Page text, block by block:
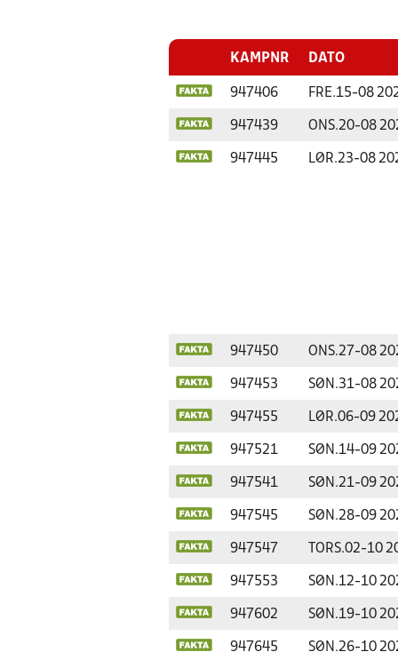
KAMPNR DATO
947406 FRE.15-08
947439 ONS.20-08
947445 LØR.23-08
947450 ONS.27-08
947453 SØN.31-08
947455 LØR.06-09
947521 SØN.14-09
947541 SØN.21-09
947545 SØN.28-09
947547 TORS.02-10
947553 SØN.12-10
947602 SØN.19-10
947645 SØN.26-10